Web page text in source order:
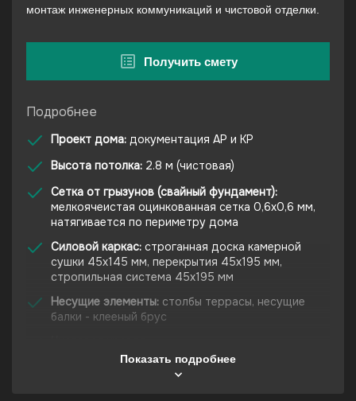
монтаж инженерных коммуникаций и чистовой отделки.
Получить смету
Подробнее
Проект дома: документация АР и КР
Высота потолка: 2.8 м (чистовая)
Сетка от грызунов (свайный фундамент):
мелкоячеистая оцинкованная сетка 0,6х0,6 мм,
натягивается по периметру дома
Силовой каркас: строганная доска камерной
сушки 45x145 мм, перекрытия 45х195 мм,
стропильная система 45х195 мм
Несущие элементы: столбы террасы, несущие
балки - клееный брус
GRANDLINE SATIN MATT 0,5 мм
VEKA SOFTLINE 70 мм с
Показать подробнее